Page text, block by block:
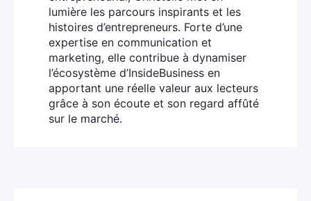
lumière les parcours inspirants et les
histoires d’entrepreneurs. Forte d’une
expertise en communication et
marketing, elle contribue à dynamiser
l’écosystème d’InsideBusiness en
apportant une réelle valeur aux lecteurs
grâce à son écoute et son regard affûté
sur le marché.